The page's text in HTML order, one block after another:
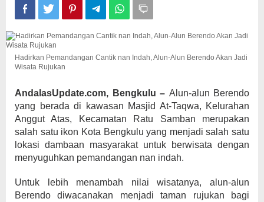
Wisata
Rujukan
Hadirkan Pemandangan Cantik nan Indah, Alun-Alun Berendo Akan Jadi
Wisata Rujukan
AndalasUpdate.com, Bengkulu – Alun-alun Berendo
yang berada di kawasan Masjid At-Taqwa, Kelurahan
Anggut Atas, Kecamatan Ratu Samban merupakan
salah satu ikon Kota Bengkulu yang menjadi salah satu
lokasi dambaan masyarakat untuk berwisata dengan
menyuguhkan pemandangan nan indah.
Untuk lebih menambah nilai wisatanya, alun-alun
Berendo diwacanakan menjadi taman rujukan bagi